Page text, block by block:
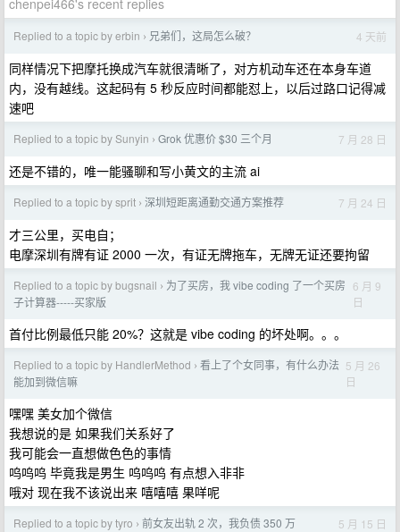
chenpei466's recent replies
Replied to a topic by erbin › 兄弟们，这局怎么破？ 4 天前
同样情况下把摩托换成汽车就很清晰了，对方机动车还在本身车道
内，没有越线。这起码有 5 秒反应时间都能怼上，以后过路口记得减
速吧
Replied to a topic by Sunyin › Grok 优惠价 $30 三个月 7 月 28 日
还是不错的，唯一能骚聊和写小黄文的主流 ai
Replied to a topic by sprit › 深圳短距离通勤交通方案推荐 7 月 24 日
才三公里，买电自；
电摩深圳有牌有证 2000 一次，有证无牌拖车，无牌无证还要拘留
Replied to a topic by bugsnail › 为了买房，我 vibe coding 了一个买房
子计算器-----买家版
6 月 9
日
首付比例最低只能 20%？这就是 vibe coding 的坏处啊。。。
Replied to a topic by HandlerMethod › 看上了个女同事，有什么办法
能加到微信嘛
5 月 26
日
嘿嘿 美女加个微信
我想说的是 如果我们关系好了
我可能会一直想做色色的事情
呜呜呜 毕竟我是男生 呜呜呜 有点想入非非
哦对 现在我不该说出来 嘻嘻嘻 果咩呢
Replied to a topic by tyro › 前女友出轨 2 次，我负债 350 万 5 月 15 日